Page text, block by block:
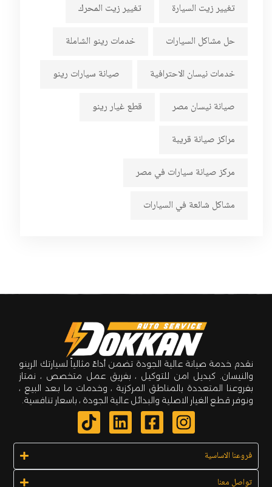
تغيير زيت السيارة
تغيير زيت المحرك
حل مشاكل السيارات
خدمات رينو الشاملة
خدمات نيسان الاحترافية
صيانة سيارات رينو
صيانة نيسان مصر
قطع غيار رينو
مراكز صيانة قريبة
مركز صيانة سيارات في مصر
مشاكل شائعة في السيارات
نقدم خدمة صيانة عالية الجودة تضمن أداءً مثالياً لسيارتك الرينو
والنيسان. كبديل امن للتوكيل ، بفريق عمل متخصص ، نمتاز
بفروعنا المتعددة بالمناطق المركزية ، وخدمات ما بـعد البيع ،
ونوفر قطع الغيار الاصلية والبدائل عالية الجودة ، باسعار تنافسية.
فروعنا الاساسية
تواصل معنا